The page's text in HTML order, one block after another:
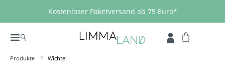
Zum Hauptinhalt springen
Kostenloser Paketversand ab 75 Euro*
Produkte Wichtel